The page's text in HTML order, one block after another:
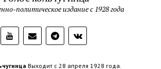
политическое издание с 1928 года
Выходит с 28 апреля 1928 года.